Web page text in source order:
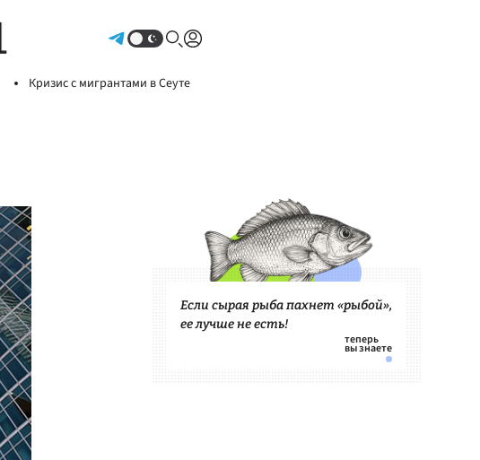
Кризис с мигрантами в Сеуте
Если сырая рыба пахнет «рыбой»,
ее лучше не есть!